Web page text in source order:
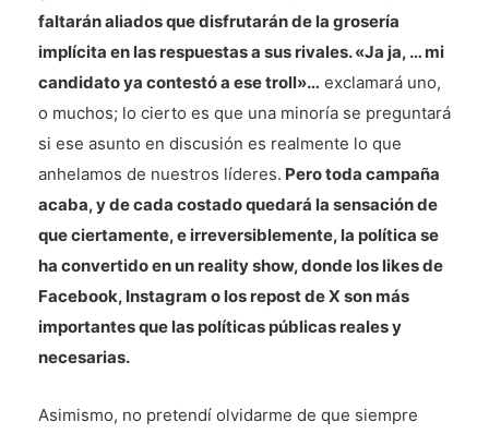
faltarán aliados que disfrutarán de la grosería
implícita en las respuestas a sus rivales. «Ja ja, … mi
candidato ya contestó a ese troll»… exclamará uno,
o muchos; lo cierto es que una minoría se preguntará
si ese asunto en discusión es realmente lo que
anhelamos de nuestros líderes. Pero toda campaña
acaba, y de cada costado quedará la sensación de
que ciertamente, e irreversiblemente, la política se
ha convertido en un reality show, donde los likes de
Facebook, Instagram o los repost de X son más
importantes que las políticas públicas reales y
necesarias.
Asimismo, no pretendí olvidarme de que siempre